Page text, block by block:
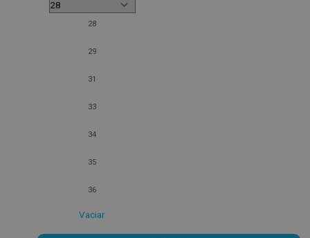
28
29
31
33
34
35
36
Vaciar